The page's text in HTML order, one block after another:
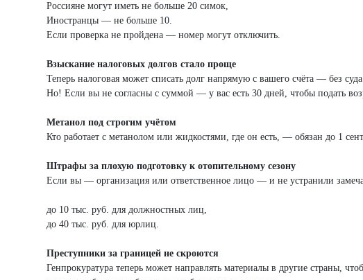
Россияне могут иметь не больше 20 симок,
Иностранцы — не больше 10.
Если проверка не пройдена — номер могут отключить.
Взыскание налоговых долгов стало проще
Теперь налоговая может списать долг напрямую с вашего счёта — без
Но! Если вы не согласны с суммой — у вас есть 30 дней, чтобы подать
Метанол под строгим учётом
Кто работает с метанолом или жидкостями, где он есть, — обязан до 1
Штрафы за плохую подготовку к отопительному сезону
Если вы — организация или ответственное лицо — и не устранили
до 10 тыс. руб. для должностных лиц,
до 40 тыс. руб. для юрлиц.
Преступники за границей не скроются
Генпрокуратура теперь может направлять материалы в другие страны,